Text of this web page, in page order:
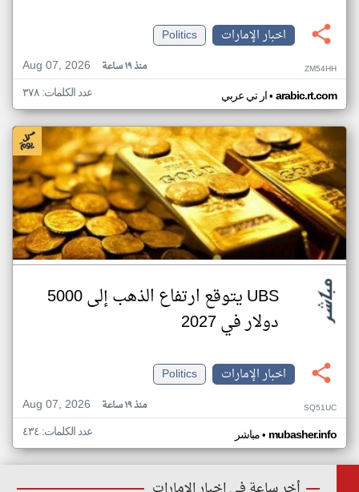
اخبار الإمارات
Politics
Aug 07, 2026
منذ ١٩ ساعة ZM54HH
ار تي عربي• arabic.rt.com عدد الكلمات: ٣٧٨
UBS يتوقع ارتفاع الذهب إلى 5000
دولار في 2027
اخبار الإمارات
Politics
Aug 07, 2026
منذ ١٩ ساعة SQ51UC
مباشر• mubasher.info عدد الكلمات: ٤٣٤